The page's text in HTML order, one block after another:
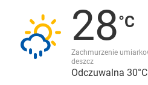
JAKOŚĆ POWIETRZA28
Zachmurzenie
deszcz
Odczuwalna 30°C